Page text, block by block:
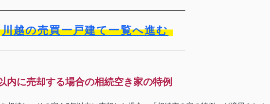
川越の売買一戸建て一覧へ進む
内に売却する場合の相続空き家の特例